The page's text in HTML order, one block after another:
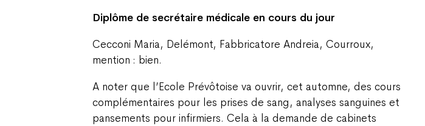
Diplôme de secrétaire médicale en cours du jour
Cecconi Maria, Delémont, Fabbricatore Andreia, Courroux,
mention : bien.
A noter que l’Ecole Prévôtoise va ouvrir, cet automne, des cours
complémentaires pour les prises de sang, analyses sanguines et
pansements pour infirmiers. Cela à la demande de cabinets